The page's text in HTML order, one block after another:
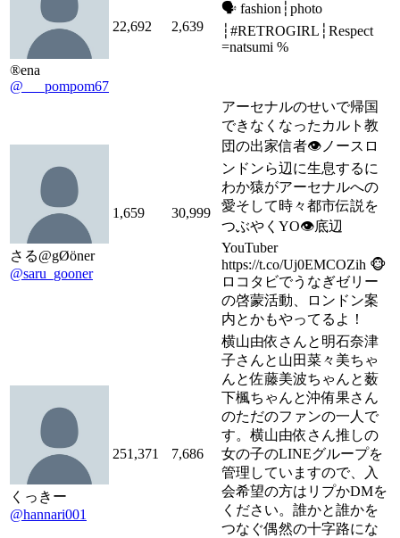
®️ena
@___pompom67
22,692 2,639
🗣 fashion┆photo
┆#RETROGIRL┆Respect
=natsumi %
さる@gØöner
@saru_gooner
1,659 30,999
アーセナルのせいで帰国
できなくなったカルト教
団の出家信者👁️ノースロ
ンドンら辺に生息するに
わか猿がアーセナルへの
愛そして時々都市伝説を
つぶやくYO👁️底辺
YouTuber
https://t.co/Uj0EMCOZih 🐵
ロコタビでうなぎゼリー
の啓蒙活動、ロンドン案
内とかもやってるよ！
くっきー
@hannari001
251,371 7,686
横山由依さんと明石奈津
子さんと山田菜々美ちゃ
んと佐藤美波ちゃんと薮
下楓ちゃんと沖侑果さん
のただのファンの一人で
す。横山由依さん推しの
女の子のLINEグループを
管理していますので、入
会希望の方はリプかDMを
ください。誰かと誰かを
つなぐ偶然の十字路にな